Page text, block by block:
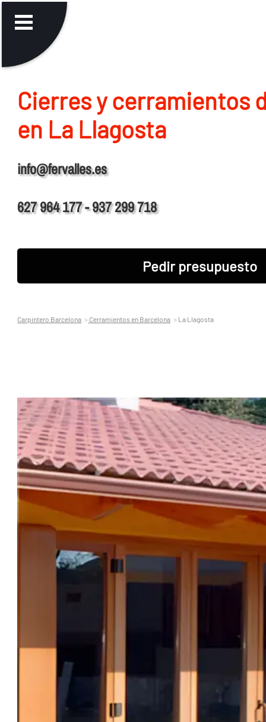
Cierres y cerramientos
en La Llagosta
info@fervalles.es
627 964 177 - 937 299 718
Pedir presupuesto
Carpintero Barcelona Cerramientos en Barcelona La Llagosta